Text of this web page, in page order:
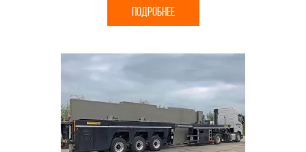
ПОДРОБНЕЕ